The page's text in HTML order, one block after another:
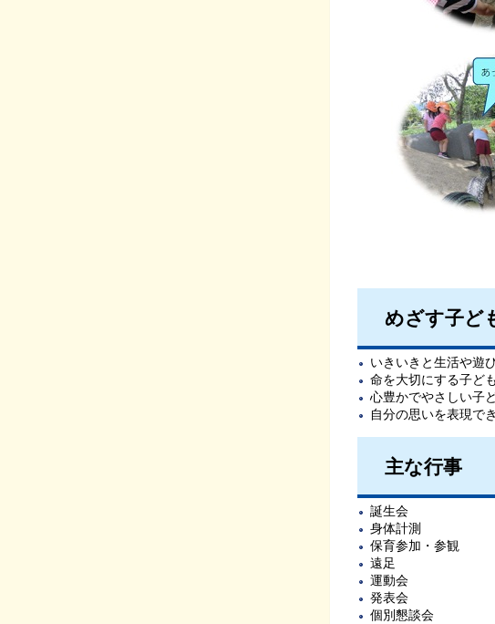
めざす子ど
いきいきと生活や遊
命を大切にする子ども
心豊かでやさしい子
自分の思いを表現で
主な行事
誕生会
身体計測
保育参加・参観
遠足
運動会
発表会
個別懇談会